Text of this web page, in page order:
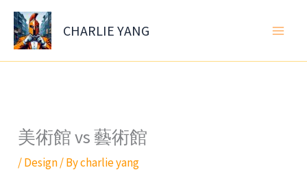
Skip
content
CHARLIE YANG
美術館 vs 藝術館
/Design/ Bycharlie yang